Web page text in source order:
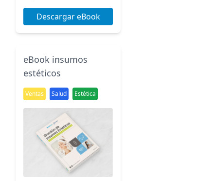
Descargar eBook
eBook insumos
estéticos
Ventas Salud Estética